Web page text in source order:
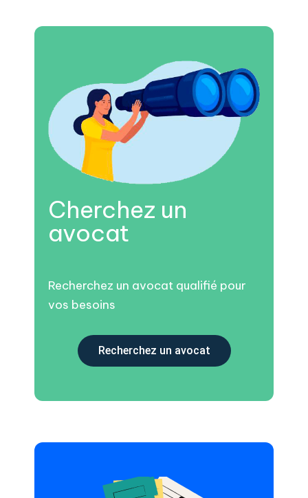
Cherchez un
avocat
Recherchez un avocat qualifié pour
vos besoins
Recherchez un avocat